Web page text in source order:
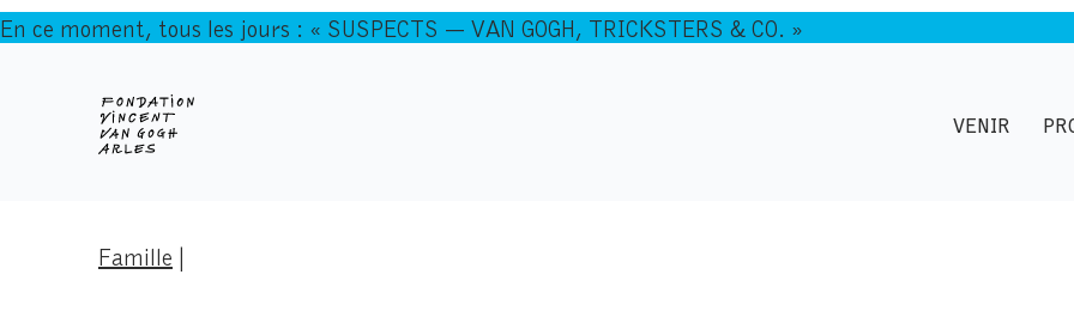
En ce moment, tous les jours : « SUSPECTS — VAN GOGH, TRICKSTERS & CO. »
VENIR
Famille |